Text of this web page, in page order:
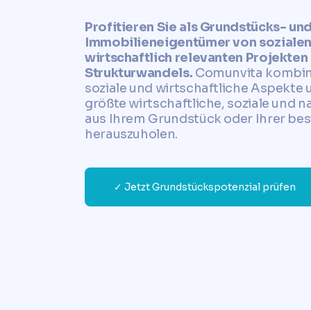
Profitieren Sie als Grundstücks-
Immobilieneigentümer von
wirtschaftlich relevanten Projekten
Strukturwandels. Comunvita
soziale und wirtschaftliche Aspekte
größte wirtschaftliche, soziale und
aus Ihrem Grundstück oder Ihrer
herauszuholen.
✓ Jetzt Grundstückspotenzial prüfen